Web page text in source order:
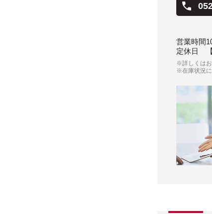
営業時間
定休日
※詳しくはお
※在庫状況